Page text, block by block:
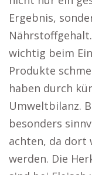
Ergebnis,
wichtig beim
Produkte
haben durch
Umweltbilanz.
besonders
achten, da dort
werden. Die